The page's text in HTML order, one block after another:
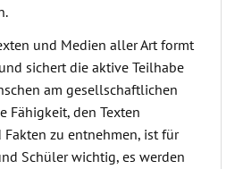
und Medien aller Art formt
sichert die aktive Teilhabe
am gesellschaftlichen
Fähigkeit, den Texten
zu entnehmen, ist für
Schüler wichtig, es werden